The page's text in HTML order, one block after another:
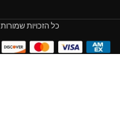
כל הזכויות שמורות